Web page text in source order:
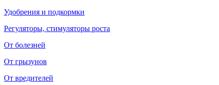
Удобрения и подкормки
Регуляторы, стимуляторы роста
От болезней
От грызунов
От вредителей